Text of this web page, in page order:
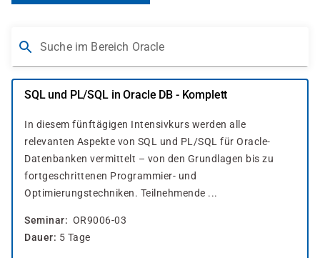
Suche im Bereich Oracle
SQL und PL/SQL in Oracle DB - Komplett
In diesem fünftägigen Intensivkurs werden alle
relevanten Aspekte von SQL und PL/SQL für Oracle-
Datenbanken vermittelt – von den Grundlagen bis zu
fortgeschrittenen Programmier- und
Optimierungstechniken. Teilnehmende ...
Seminar
OR9006-03
Dauer
5 Tage